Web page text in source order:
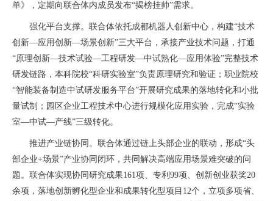
单》，定期向联合体内成员发布“揭榜挂帅”需求。
强化平台支撑。联合体依托成都机器人创新中心，构建“技术
创新—应用创新—场景创新”三大平台，承接产业技术问题，打通
“原理创新—技术试验—工程研发—中试熟化—应用体验”完整技术
研发链路，本科院校“科研实验室”负责原理研究和验证；职业院校
“智能装备制造中试研发服务平台”开展研究成果的落地转化和小批
量试制；园区企业工程技术中心进行规模化应用实验，完成“实验
室—中试—产线”三级转化。
推进产业链协同。联合体通过链上头部企业的联动，形成“头
部企业+场景”产业协同闭环，共同解决高端应用场景难突破的问
题。联合体实现协同研究成果161项、专利99项、创新创业获奖20
余项，落地创新孵化型企业和成果转化型项目12个，立项多项省、